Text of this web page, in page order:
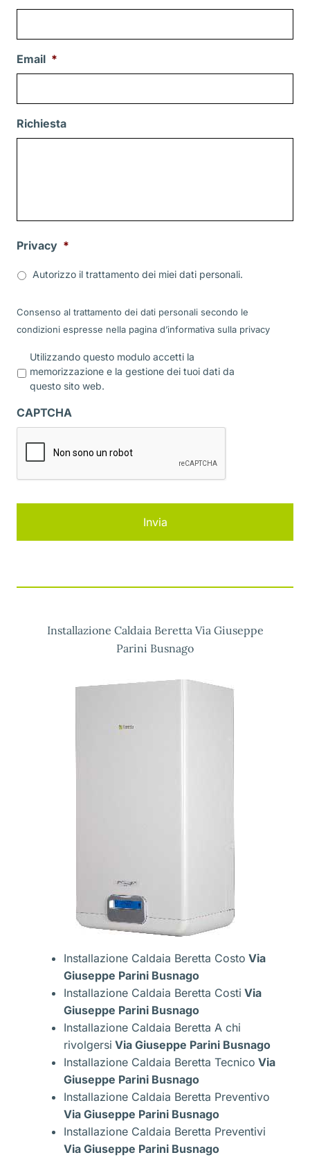
Email *
Richiesta
Privacy *
Autorizzo il trattamento dei miei dati personali.
Consenso al trattamento dei dati personali secondo le
condizioni espresse nella pagina d’informativa sulla privacy
r
a
c
Utilizzando questo modulo accetti la
memorizzazione e la gestione dei tuoi dati da
questo sito web.
CAPTCHA
Installazione Caldaia Beretta Via Giuseppe
Parini Busnago
Installazione Caldaia Beretta Costo Via
Giuseppe Parini Busnago
Installazione Caldaia Beretta Costi Via
Giuseppe Parini Busnago
Installazione Caldaia Beretta A chi
rivolgersi Via Giuseppe Parini Busnago
Installazione Caldaia Beretta Tecnico Via
Giuseppe Parini Busnago
Installazione Caldaia Beretta Preventivo
Via Giuseppe Parini Busnago
Installazione Caldaia Beretta Preventivi
Via Giuseppe Parini Busnago